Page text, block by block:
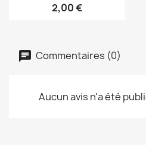
2,00 €
Commentaires (0)
Aucun avis n'a été